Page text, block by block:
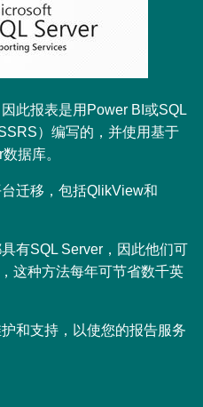
此报表是用Power BI或SQL
）编写的，并使用基于
据库。
迁移，包括QlikView和
有SQL Server，因此他们可
这种方法每年可节省数千英
和支持，以使您的报告服务